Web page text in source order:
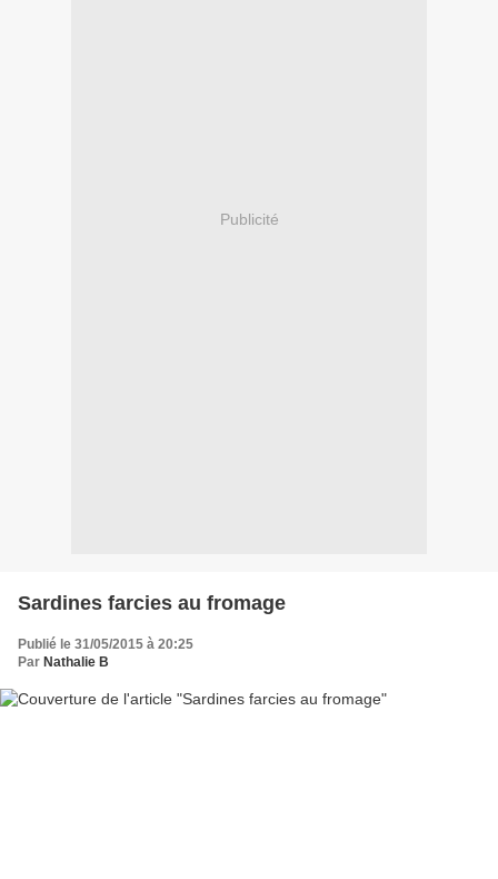
Publicité
Sardines farcies au fromage
Publié le 31/05/2015 à 20:25
Par Nathalie B